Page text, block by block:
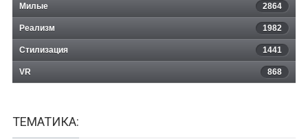
Милые 2864
Реализм 1982
Стилизация 1441
VR 868
ТЕМАТИКА: